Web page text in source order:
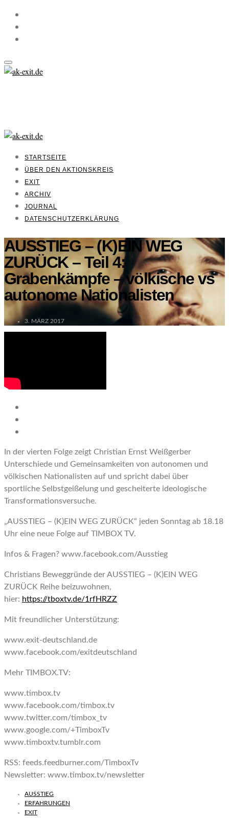
STARTSEITE
ÜBER DEN AKTIONSKREIS
EXIT
ARCHIV
JOURNAL
DATENSCHUTZERKLÄRUNG
AUSSTIEG – (K)EIN WEG
ZURÜCK – Teil 4:
Grabenkämpfe – völkische vs
autonome Nationalisten
3. MÄRZ 2017
In der vierten Folge zeigt Christian Ernst Weißgerber
Unterschiede und Gemeinsamkeiten von autonomen und
völkischen Nationalisten auf und spricht dabei über
sportliche Selbstgeißelung und gescheiterte ideologische
Transformationsversuche.
„AUSSTIEG – (K)EIN WEG ZURÜCK“ jeden Sonntag ab 18.18
Uhr eine neue Folge auf TIMBOX TV.
Infos & Fragen? www.facebook.com/Ausstieg
Christians Beweggründe der AUSSTIEG – (K)EIN WEG
ZURÜCK Reihe beizuwohnen,
hier: https://tboxtv.de/1rfHRZZ
Mit freundlicher Unterstützung:
www.exit-deutschland.de
www.facebook.com/exitdeutschland
Mehr TIMBOX.TV:
www.timbox.tv
www.facebook.com/timbox.tv
www.twitter.com/timbox_tv
www.google.com/+TimboxTv
www.timboxtv.tumblr.com
RSS: feeds.feedburner.com/TimboxTv
Newsletter: www.timbox.tv/newsletter
AUSSTIEG
ERFAHRUNGEN
EXIT